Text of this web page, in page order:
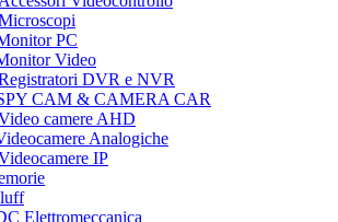
PC
Video
DVR e NVR
CAM & CAMERA CAR
camere AHD
Analogiche
IP
Elettromeccanica